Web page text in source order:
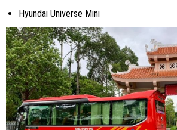
Hyundai Universe Mini